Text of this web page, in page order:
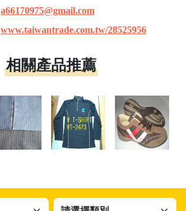
a66170975@gmail.com
www.taiwantrade.com.tw/28525956
相關產品推薦